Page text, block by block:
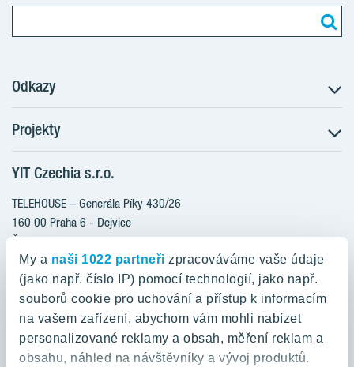
My a naši 1022 partneři zpracováváme vaše údaje
(jako např. číslo IP) pomocí technologií, jako např.
souborů cookie pro uchování a přístup k informacím
na vašem zařízení, abychom vám mohli nabízet
personalizované reklamy a obsah, měření reklam a
obsahu, náhled na návštěvníky a vývoj produktů.
Odkazy
Postup koupě
Klientské změny
Aktuality
Blog
Kariéra
O nás
YIT PLUS
Projekty
RANTA Barrandov III
RANTA Barrandov IV
TOIVO Roztyly II
KALEVALA
VIRTA Kladno
KATTILA Kamýk
ROSALA
YIT Czechia s.r.o.
TELEHOUSE – Generála Píky 430/26
160 00 Praha 6 - Dejvice
Česká republika
800 200 666
domov@yit.cz
Telefon na centrální recepci: